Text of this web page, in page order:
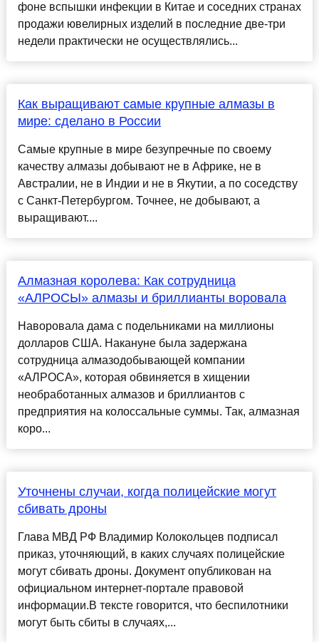
фоне вспышки инфекции в Китае и соседних странах
продажи ювелирных изделий в последние две-три
недели практически не осуществлялись...
Как выращивают самые крупные алмазы в
мире: сделано в России
Самые крупные в мире безупречные по своему
качеству алмазы добывают не в Африке, не в
Австралии, не в Индии и не в Якутии, а по соседству
с Санкт-Петербургом. Точнее, не добывают, а
выращивают....
Алмазная королева: Как сотрудница
«АЛРОСЫ» алмазы и бриллианты воровала
Наворовала дама с подельниками на миллионы
долларов США. Накануне была задержана
сотрудница алмазодобывающей компании
«АЛРОСА», которая обвиняется в хищении
необработанных алмазов и бриллиантов с
предприятия на колоссальные суммы. Так, алмазная
коро...
Уточнены случаи, когда полицейские могут
сбивать дроны
Глава МВД РФ Владимир Колокольцев подписал
приказ, уточняющий, в каких случаях полицейские
могут сбивать дроны. Документ опубликован на
официальном интернет-портале правовой
информации.В тексте говорится, что беспилотники
могут быть сбиты в случаях,...